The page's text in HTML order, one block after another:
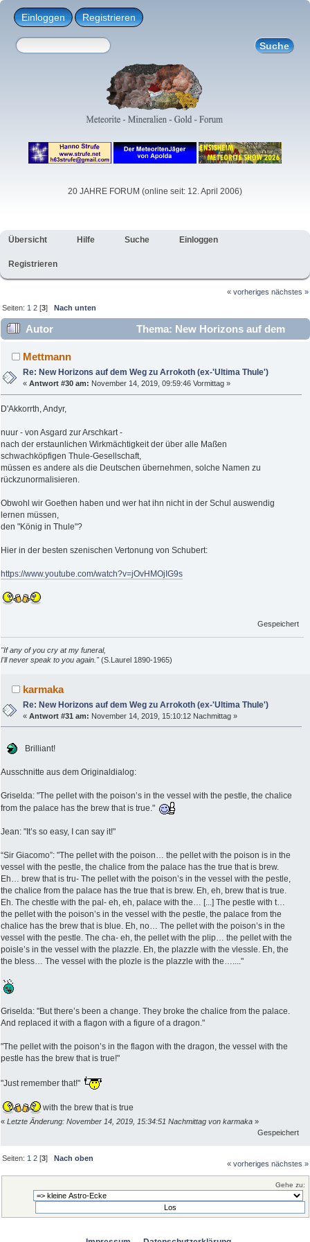
Einloggen Registrieren
20 JAHRE FORUM (online seit: 12. April 2006)
Übersicht Hilfe Suche Einloggen
Registrieren
« vorheriges nächstes »
Seiten: 1 2 [3]Nach unten
Autor
Thema: New Horizons auf dem
Weg zu Arrokoth (ex-'Ultima Thule') (Gelesen 12066 mal)
Mettmann
Re: New Horizons auf dem Weg zu Arrokoth (ex-'Ultima Thule')
«Antwort #30 am: November 14, 2019, 09:59:46 Vormittag »
D'Akkorrth, Andyr,
nuur - von Asgard zur Arschkart -
nach der erstaunlichen Wirkmächtigkeit der über alle Maßen
schwachköpfigen Thule-Gesellschaft,
müssen es andere als die Deutschen übernehmen, solche Namen zu
rückzunormalisieren.
Obwohl wir Goethen haben und wer hat ihn nicht in der Schul auswendig
lernen müssen,
den "König in Thule"?
Hier in der besten szenischen Vertonung von Schubert:
https://www.youtube.com/watch?v=jOvHMOjIG9s
Gespeichert
"If any of you cry at my funeral,
I'll never speak to you again."(S.Laurel 1890-1965)
karmaka
Re: New Horizons auf dem Weg zu Arrokoth (ex-'Ultima Thule')
«Antwort #31 am: November 14, 2019, 15:10:12 Nachmittag »
Brilliant!
Ausschnitte aus dem Originaldialog:
Griselda: "The pellet with the poison’s in the vessel with the pestle, the chalice
from the palace has the brew that is true."
Jean: "It’s so easy, I can say it!"
“Sir Giacomo”: "The pellet with the poison… the pellet with the poison is in the
vessel with the pestle, the chalice from the palace has the true that is brew.
Eh… brew that is tru- The pellet with the poison’s in the vessel with the pestle,
the chalice from the palace has the true that is brew. Eh, eh, brew that is true.
Eh. The chestle with the pal- eh, eh, palace with the… [...] The pestle with t…
the pellet with the poison’s in the vessel with the pestle, the palace from the
chalice has the brew that is blue. Eh, no… The pellet with the poison’s in the
vessel with the pestle. The cha- eh, the pellet with the plip… the pellet with the
poisle’s in the vessel with the plazzle. Eh, the plazzle with the vlessle. Eh, the
the bless… The vessel with the plozle is the plazzle with the…...."
Griselda: "But there’s been a change. They broke the chalice from the palace.
And replaced it with a flagon with a figure of a dragon."
"The pellet with the poison’s in the flagon with the dragon, the vessel with the
pestle has the brew that is true!"
"Just remember that!"
with the brew that is true
« Letzte Änderung: November 14, 2019, 15:34:51 Nachmittag von karmaka »
Gespeichert
Seiten: 1 2 [3]Nach oben
« vorheriges nächstes »
Gehe zu: